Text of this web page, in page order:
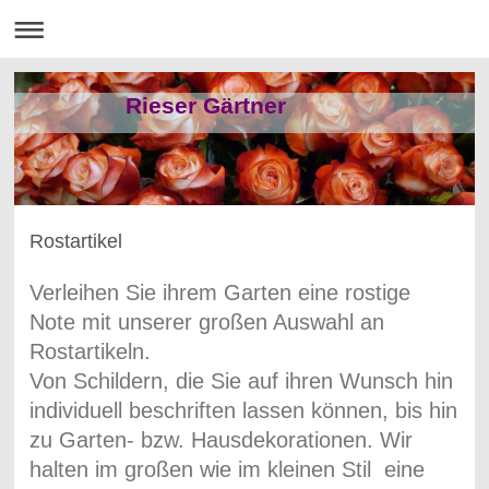
Rieser Gärtner
Rostartikel
Verleihen Sie ihrem Garten eine rostige
Note mit unserer großen Auswahl an
Rostartikeln.
Von Schildern, die Sie auf ihren Wunsch hin
individuell beschriften lassen können, bis hin
zu Garten- bzw. Hausdekorationen. Wir
halten im großen wie im kleinen Stil eine